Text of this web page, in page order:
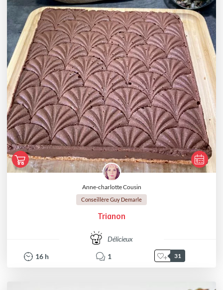
Anne-charlotte Cousin
Conseillère Guy Demarle
Trianon
Délicieux
16 h 1 31